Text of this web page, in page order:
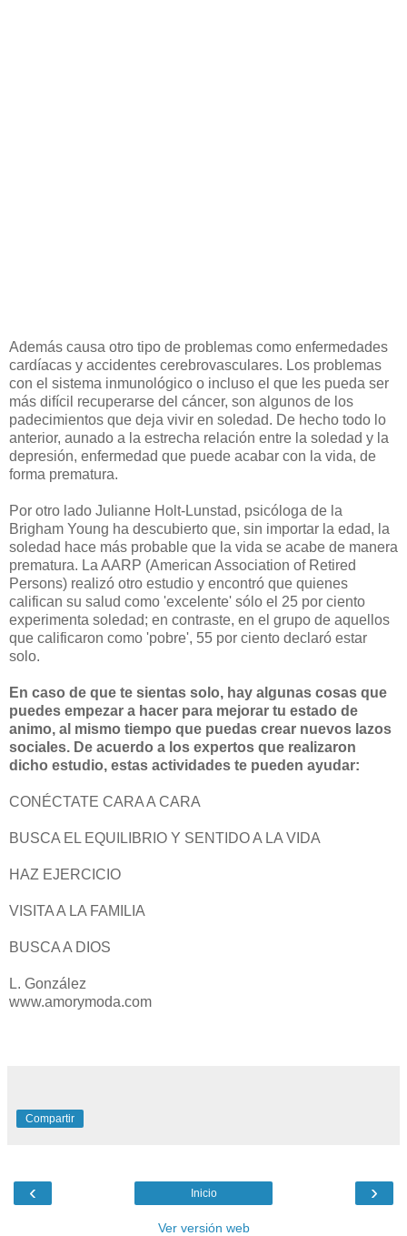
Además causa otro tipo de problemas como enfermedades
cardíacas y accidentes cerebrovasculares. Los problemas
con el sistema inmunológico o incluso el que les pueda ser
más difícil recuperarse del cáncer, son algunos de los
padecimientos que deja vivir en soledad. De hecho todo lo
anterior, aunado a la estrecha relación entre la soledad y la
depresión, enfermedad que puede acabar con la vida, de
forma prematura.
Por otro lado Julianne Holt-Lunstad, psicóloga de la
Brigham Young ha descubierto que, sin importar la edad, la
soledad hace más probable que la vida se acabe de manera
prematura. La AARP (American Association of Retired
Persons) realizó otro estudio y encontró que quienes
califican su salud como 'excelente' sólo el 25 por ciento
experimenta soledad; en contraste, en el grupo de aquellos
que calificaron como 'pobre', 55 por ciento declaró estar
solo.
En caso de que te sientas solo, hay algunas cosas que
puedes empezar a hacer para mejorar tu estado de
animo, al mismo tiempo que puedas crear nuevos lazos
sociales. De acuerdo a los expertos que realizaron
dicho estudio, estas actividades te pueden ayudar:
CONÉCTATE CARA A CARA
BUSCA EL EQUILIBRIO Y SENTIDO A LA VIDA
HAZ EJERCICIO
VISITA A LA FAMILIA
BUSCA A DIOS
L. González
www.amorymoda.com
Compartir
‹ ›
Inicio
Ver versión web